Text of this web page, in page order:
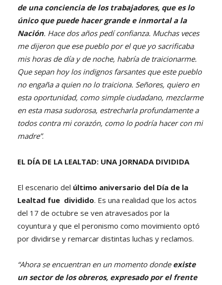
de una conciencia de los trabajadores, que es lo
único que puede hacer grande e inmortal a la
Nación. Hace dos años pedí confianza. Muchas veces
me dijeron que ese pueblo por el que yo sacrificaba
mis horas de día y de noche, habría de traicionarme.
Que sepan hoy los indignos farsantes que este pueblo
no engaña a quien no lo traiciona. Señores, quiero en
esta oportunidad, como simple ciudadano, mezclarme
en esta masa sudorosa, estrecharla profundamente a
todos contra mi corazón, como lo podría hacer con mi
madre”.
EL DÍA DE LA LEALTAD: UNA JORNADA DIVIDIDA
El escenario del último aniversario del Día de la
Lealtad fue dividido. Es una realidad que los actos
del 17 de octubre se ven atravesados por la
coyuntura y que el peronismo como movimiento optó
por dividirse y remarcar distintas luchas y reclamos.
“Ahora se encuentran en un momento donde existe
un sector de los obreros, expresado por el frente